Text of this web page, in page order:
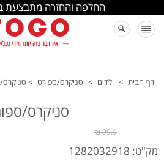
החלפה והחזרה מתבצעת
דף הבית > ילדים > סניקרס/ספורט > סניקרס/
סניקרס/
99.9 ₪
מק"ט: 1282032918